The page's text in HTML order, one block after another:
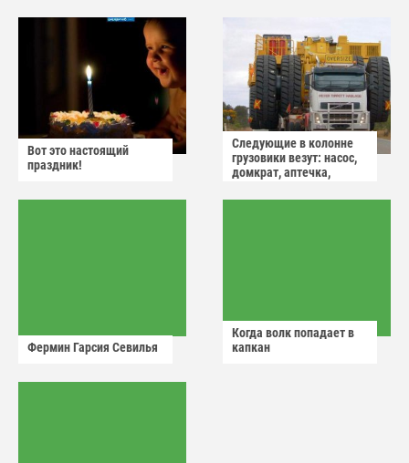
Вот это настоящий
праздник!
Следующие в колонне
грузовики везут: насос,
домкрат, аптечка,
Фермин Гарсия Севилья
Когда волк попадает в
капкан